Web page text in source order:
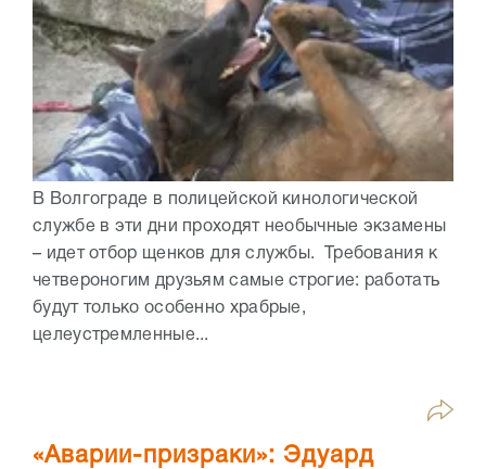
В Волгограде в полицейской кинологической
службе в эти дни проходят необычные экзамены
– идет отбор щенков для службы. Требования к
четвероногим друзьям самые строгие: работать
будут только особенно храбрые,
целеустремленные...
«Аварии-призраки»: Эдуард